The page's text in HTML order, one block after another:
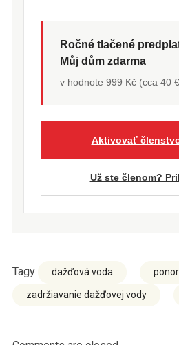
Ročné tlačené
Můj dům zdarma
v hodnote 999 Kč (cca 40
Aktivovať
Už ste členom?
Tagy dažďová voda
zadržiavanie dažďovej vody